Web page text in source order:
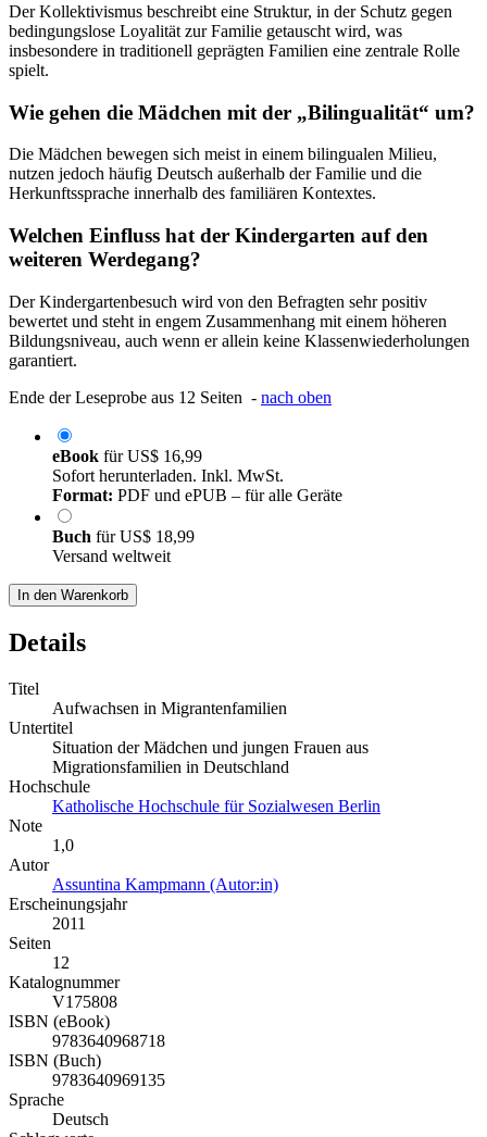
Der Kollektivismus beschreibt eine Struktur, in der Schutz gegen
bedingungslose Loyalität zur Familie getauscht wird, was
insbesondere in traditionell geprägten Familien eine zentrale Rolle
spielt.
Wie gehen die Mädchen mit der „Bilingualität“ um?
Die Mädchen bewegen sich meist in einem bilingualen Milieu,
nutzen jedoch häufig Deutsch außerhalb der Familie und die
Herkunftssprache innerhalb des familiären Kontextes.
Welchen Einfluss hat der Kindergarten auf den
weiteren Werdegang?
Der Kindergartenbesuch wird von den Befragten sehr positiv
bewertet und steht in engem Zusammenhang mit einem höheren
Bildungsniveau, auch wenn er allein keine Klassenwiederholungen
garantiert.
Ende der Leseprobe aus 12 Seiten - nach oben
eBook fürUS$ 16,99
Sofort herunterladen. Inkl. MwSt.
Format: PDF und ePUB – für alle Geräte
Buch fürUS$ 18,99
Versand weltweit
In den Warenkorb
Details
Titel
Aufwachsen in Migrantenfamilien
Untertitel
Situation der Mädchen und jungen Frauen aus
Migrationsfamilien in Deutschland
Hochschule
Katholische Hochschule für Sozialwesen Berlin
Note
1,0
Autor
Assuntina Kampmann (Autor:in)
Erscheinungsjahr
2011
Seiten
12
Katalognummer
V175808
ISBN (eBook)
9783640968718
ISBN (Buch)
9783640969135
Sprache
Deutsch